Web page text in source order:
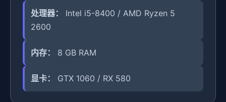
处理器：
Intel i5-8400 / AMD Ryzen 5
2600
内存： 8 GB RAM
显卡： GTX 1060 / RX 580